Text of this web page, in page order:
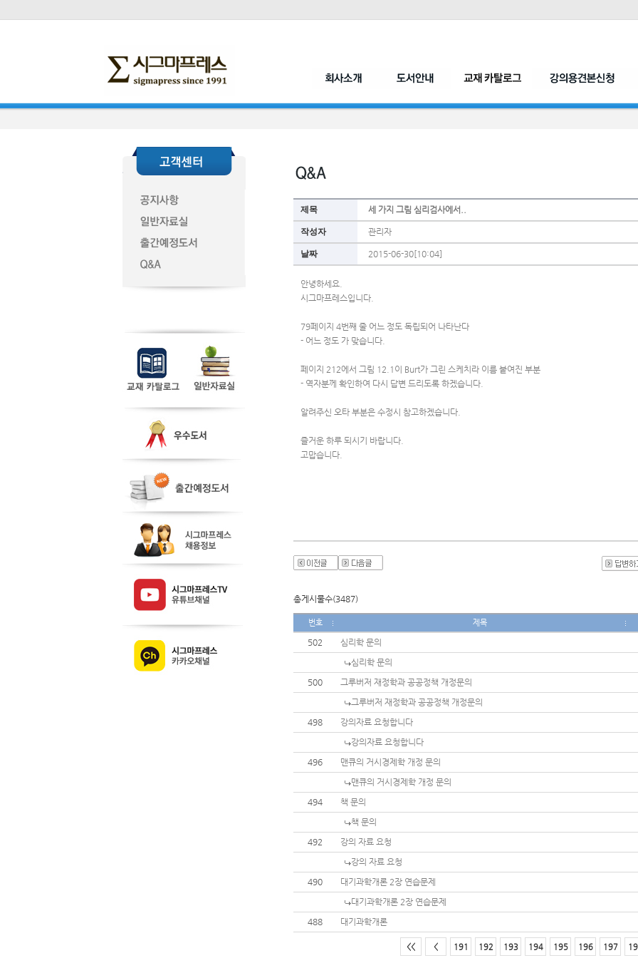
제목 세 가지 그림 심리검사에서..
작성자 관리자
날짜 2015-06-30[10:04]
안녕하세요.
시그마프레스입니다.
79페이지 4번째 줄 어느 정도 독립되어 나타난다
- 어느 정도 가 맞습니다.
페이지 212에서 그림 12.1이 Burt가 그린 스케치라 이름 붙여진 부분
- 역자분께 확인하여 다시 답변 드리도록 하겠습니다.
알려주신 오타 부분은 수정시 참고하겠습니다.
즐거운 하루 되시기 바랍니다.
고맙습니다.
총게시물수(3487)
번호 제목
502 심리학 문의
심리학 문의
500
그루버저 재정학과 공공정책 개정문의
그루버저 재정학과 공공정책 개정문의
498
강의자료 요청합니다
강의자료 요청합니다
496
맨큐의 거시경제학 개정 문의
맨큐의 거시경제학 개정 문의
494
책 문의
책 문의
492
강의 자료 요청
강의 자료 요청
490
대기과학개론 2장 연습문제
대기과학개론 2장 연습문제
488
대기과학개론
<< < 191 192 193 194 195 196 197